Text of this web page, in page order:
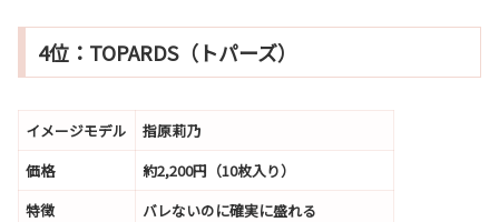
4位：TOPARDS（トパーズ）
イメージモデル
指原莉乃
価格
約2,200円（10枚入り）
特徴
バレないのに確実に盛れる